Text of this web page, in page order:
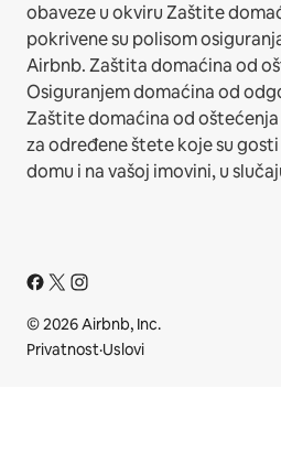
obaveze u okviru Zaštite
pokrivene su polisom
Airbnb. Zaštita domaćina od
Osiguranjem domaćina od
Zaštite domaćina od
za određene štete koje su
domu i na vašoj imovini, u
© 2026 Airbnb, Inc.
Privatnost·Uslovi